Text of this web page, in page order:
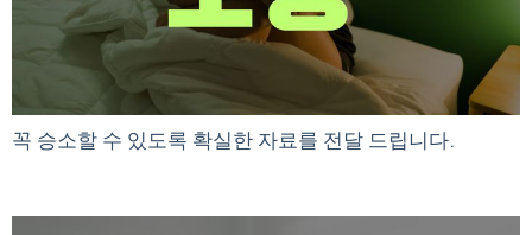
꼭 승소할 수 있도록 확실한 자료를 전달 드립니다.